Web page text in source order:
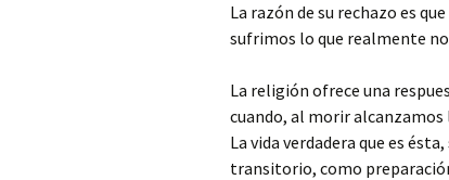
La razón de su rechazo es
sufrimos lo que realmente
La religión ofrece una
cuando, al morir
La vida verdadera que es
transitorio, como